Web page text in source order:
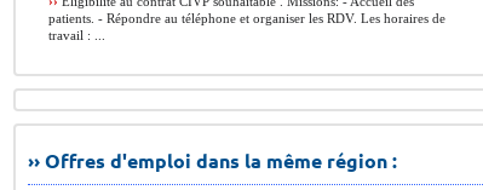
patients. - Répondre au téléphone et organiser les RDV. Les horaires de
travail : ...
›› Offres d'emploi dans la même région :